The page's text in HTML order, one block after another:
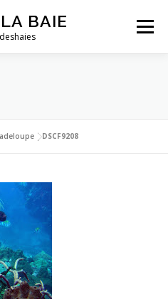
BAIE Menu
CONTACT
|DSCF9208